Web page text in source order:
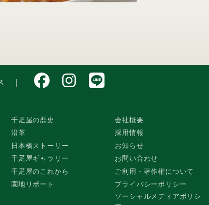
千疋屋の歴史
沿革
日本橋ストーリー
千疋屋ギャラリー
千疋屋のこれから
園地リポート
会社概要
採用情報
お知らせ
お問い合わせ
ご利用・著作権について
プライバシーポリシー
ソーシャルメディアポリシ